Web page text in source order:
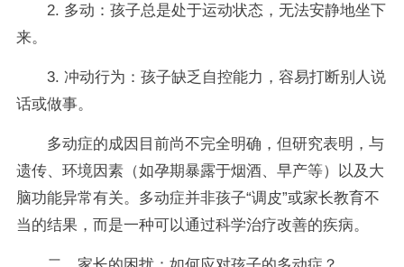
2. 多动：孩子总是处于运动状态，无法安静地坐下
来。
3. 冲动行为：孩子缺乏自控能力，容易打断别人说
话或做事。
多动症的成因目前尚不完全明确，但研究表明，与
遗传、环境因素（如孕期暴露于烟酒、早产等）以及大
脑功能异常有关。多动症并非孩子“调皮”或家长教育不
当的结果，而是一种可以通过科学治疗改善的疾病。